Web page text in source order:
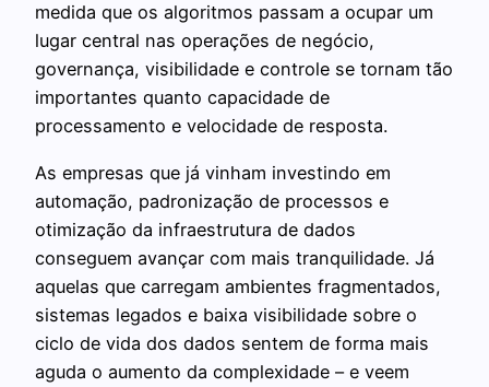
medida que os algoritmos passam a ocupar um
lugar central nas operações de negócio,
governança, visibilidade e controle se tornam tão
importantes quanto capacidade de
processamento e velocidade de resposta.
As empresas que já vinham investindo em
automação, padronização de processos e
otimização da infraestrutura de dados
conseguem avançar com mais tranquilidade. Já
aquelas que carregam ambientes fragmentados,
sistemas legados e baixa visibilidade sobre o
ciclo de vida dos dados sentem de forma mais
aguda o aumento da complexidade – e veem